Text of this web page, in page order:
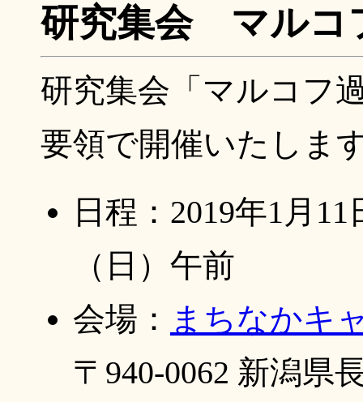
研究集会 マルコ
研究集会「マルコフ
要領で開催いたしま
日程：2019年1月
（日）午前
会場： まちなかキ
〒940-0062 新潟県